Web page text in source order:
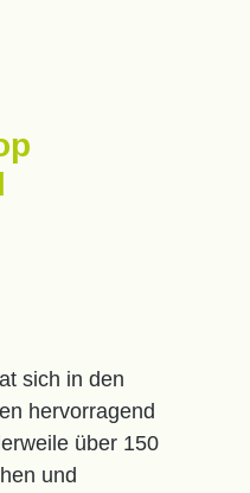
sich in den
hervorragend
über 150
und